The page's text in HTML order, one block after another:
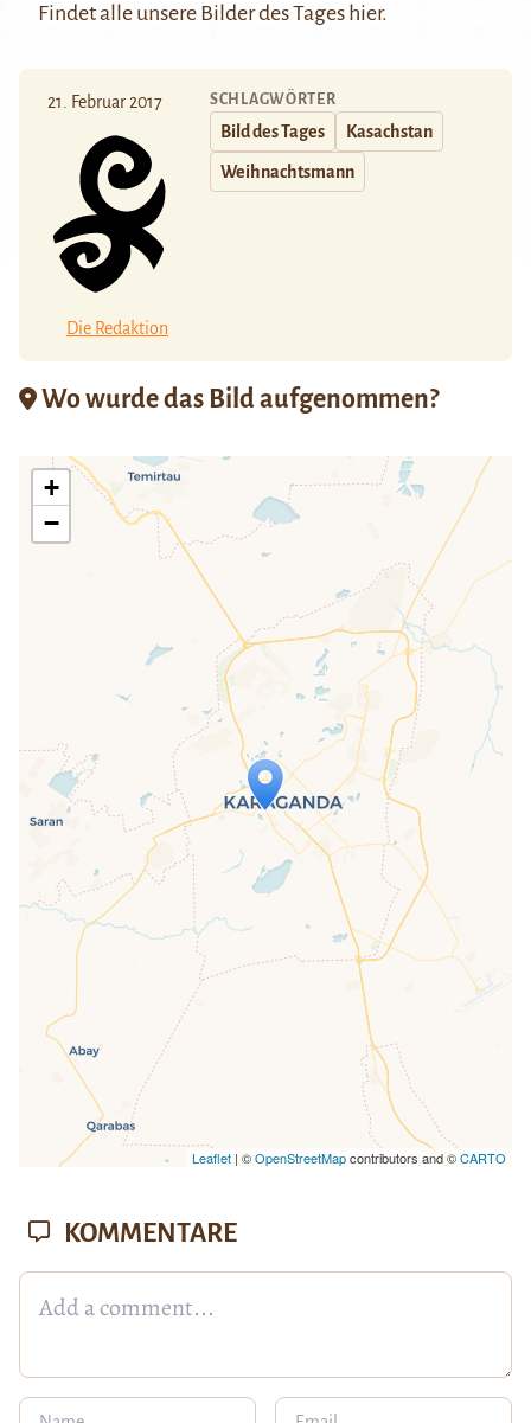
Findet alle unsere Bilder des Tages hier.
21. Februar 2017
Die Redaktion
SCHLAGWÖRTER
Bild des Tages Kasachstan
Weihnachtsmann
Wo wurde das Bild aufgenommen?
Travelers' Map wird geladen …
Wenn du dies siehst, nachdem deine
Seite vollständig geladen wurde,
fehlen leafletJS-Dateien.
+
−
Leaflet| ©OpenStreetMapcontributors and ©CARTO
KOMMENTARE